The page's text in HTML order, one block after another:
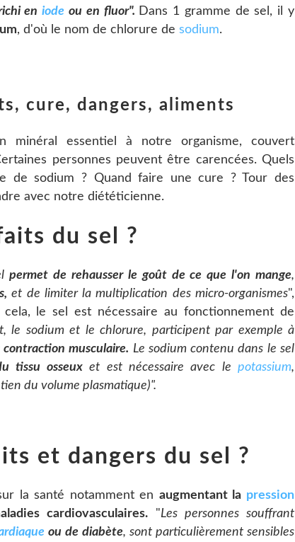
eniode ou en fluor". Dans 1 gramme de sel, il y
, d'où le nom de chlorure de sodium.
cure, dangers, aliments
minéral essentiel à notre organisme, couvert
personnes peuvent être carencées. Quels
de sodium ? Quand faire une cure ? Tour des
avec notre diététicienne.
du sel ?
permet de rehausser le goût de ce que l'on mange,
et de limiter la multiplication des micro-organismes",
le sel est nécessaire au fonctionnement de
le sodium et le chlorure, participent par exemple à
musculaire. Le sodium contenu dans le sel
tissu osseux et est nécessaire avec lepotassium,
du volume plasmatique)".
et dangers du sel ?
la santé notamment en augmentant la pression
cardiovasculaires. "Les personnes souffrant
ou de diabète, sont particulièrement sensibles